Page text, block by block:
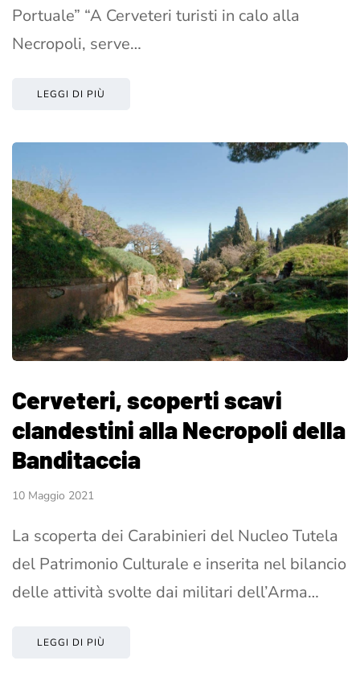
Portuale” “A Cerveteri turisti in calo alla
Necropoli, serve…
LEGGI DI PIÙ
Cerveteri, scoperti scavi
clandestini alla Necropoli della
Banditaccia
10 Maggio 2021
La scoperta dei Carabinieri del Nucleo Tutela
del Patrimonio Culturale e inserita nel bilancio
delle attività svolte dai militari dell’Arma…
LEGGI DI PIÙ